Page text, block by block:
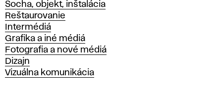
Socha, objekt, inštalácia
Reštaurovanie
Intermédiá
Grafika a iné médiá
Fotografia a nové médiá
Dizajn
Vizuálna komunikácia